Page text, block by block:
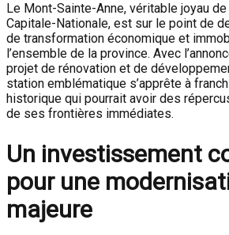
Le Mont-Sainte-Anne, véritable joyau
Capitale-Nationale, est sur le point de
de transformation économique et
l’ensemble de la province. Avec
projet de rénovation et de
station emblématique s’apprête à
historique qui pourrait avoir des
de ses frontières immédiates.
Un investissement
pour une
majeure